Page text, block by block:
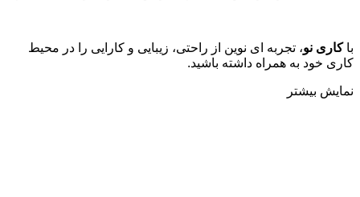
باکاری نو، تجربه ای نوین از راحتی، زیبایی و کارایی را در محیط
کاری خود به همراه داشته باشید.
نمایش بیشتر